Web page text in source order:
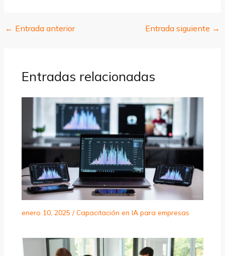
← Entrada anterior Entrada siguiente →
Entradas relacionadas
enero 10, 2025 /Capacitación en IA para empresas